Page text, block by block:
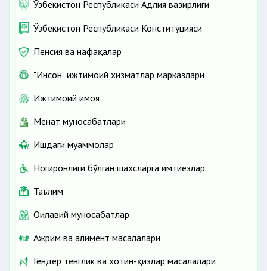
Ўзбекистон Республикаси Адлия вазирлиги
Ўзбекистон Республикаси Конституцияси
Пенсия ва нафақалар
"Инсон" ижтимоий хизматлар марказлари
Ижтимоий ҳимоя
Меҳнат муносабатлари
Ишдаги муаммолар
Ногиронлиги бўлган шахсларга имтиёзлар
Таълим
Оилавий муносабатлар
Ажрим ва алимент масалалари
Гендер тенглик ва хотин-қизлар масалалари